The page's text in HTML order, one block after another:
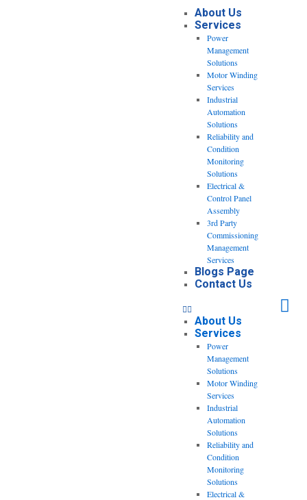
About Us
Services
Power
Management
Solutions
Motor Winding
Services
Industrial
Automation
Solutions
Reliability and
Condition
Monitoring
Solutions
Electrical &
Control Panel
Assembly
3rd Party
Commissioning
Management
Services
Blogs Page
Contact Us
About Us
Services
Power
Management
Solutions
Motor Winding
Services
Industrial
Automation
Solutions
Reliability and
Condition
Monitoring
Solutions
Electrical &